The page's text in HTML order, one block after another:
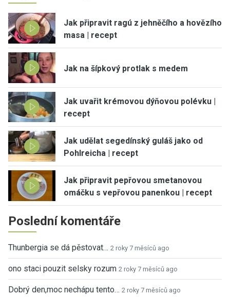
Jak připravit ragú z jehněčího a hovězího
masa | recept
Jak na šípkový protlak s medem
Jak uvařit krémovou dýňovou polévku |
recept
Jak udělat segedínský guláš jako od
Pohlreicha | recept
Jak připravit pepřovou smetanovou
omáčku s vepřovou panenkou | recept
Poslední komentáře
Thunbergia se dá pěstovat… 2 roky 7 měsíců ago
ono staci pouzit selsky rozum 2 roky 7 měsíců ago
Dobrý den,moc nechápu tento… 2 roky 7 měsíců ago